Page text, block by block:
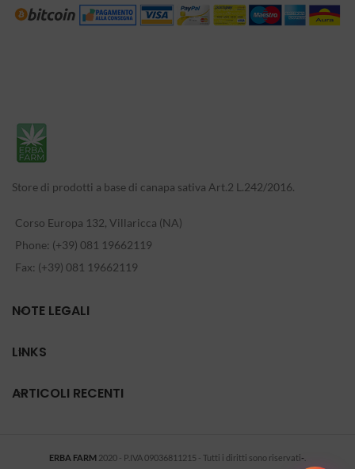
Store di prodotti a base di canapa sativa Art.2 L.242/2016.
Corso Europa 132, Villaricca (NA)
Phone: (+39) 081 19662119
Fax: (+39) 081 19662119
NOTE LEGALI
LINKS
ARTICOLI RECENTI
ERBA FARM 2020 - P.IVA 09036811215 - Tutti i diritti sono riservati-